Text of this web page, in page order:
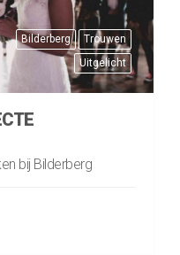
Bilderberg
Trouwen
Uitgelicht
bij Bilderberg